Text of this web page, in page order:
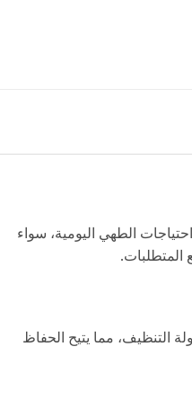
مختلف احتياجات الطهي اليومية، سواء
المتطلبات.
التنظيف، مما يتيح الحفاظ